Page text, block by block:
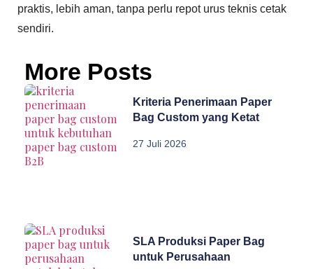
praktis, lebih aman, tanpa perlu repot urus teknis cetak
sendiri.
More Posts
Kriteria Penerimaan Paper
Bag Custom yang Ketat
27 Juli 2026
SLA Produksi Paper Bag
untuk Perusahaan